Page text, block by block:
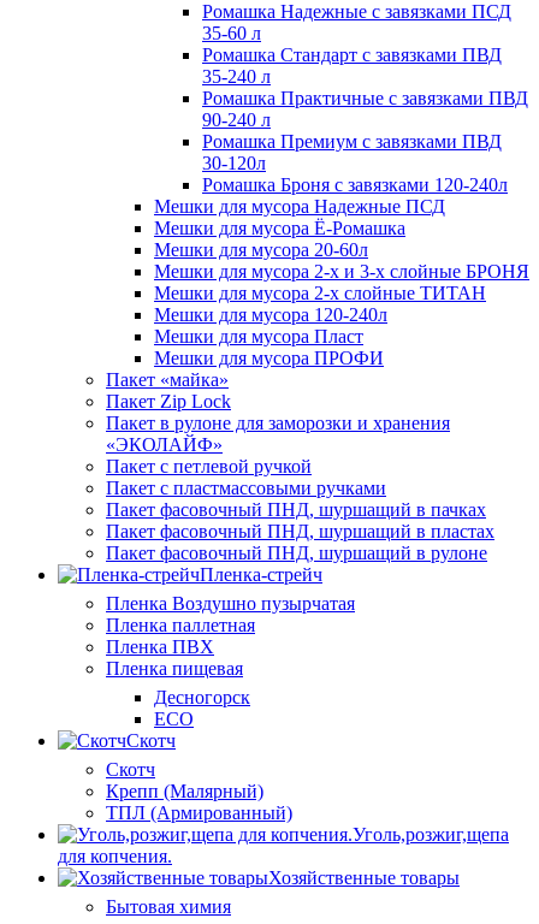
Ромашка Надежные с завязками ПСД
35-60 л
Ромашка Стандарт с завязками ПВД
35-240 л
Ромашка Практичные с завязками ПВД
90-240 л
Ромашка Премиум с завязками ПВД
30-120л
Ромашка Броня с завязками 120-240л
Мешки для мусора Надежные ПСД
Мешки для мусора Ё-Ромашка
Мешки для мусора 20-60л
Мешки для мусора 2-х и 3-х слойные БРОНЯ
Мешки для мусора 2-х слойные ТИТАН
Мешки для мусора 120-240л
Мешки для мусора Пласт
Мешки для мусора ПРОФИ
Пакет «майка»
Пакет Zip Lock
Пакет в рулоне для заморозки и хранения
«ЭКОЛАЙФ»
Пакет с петлевой ручкой
Пакет с пластмассовыми ручками
Пакет фасовочный ПНД, шуршащий в пачках
Пакет фасовочный ПНД, шуршащий в пластах
Пакет фасовочный ПНД, шуршащий в рулоне
Пленка-стрейч
Пленка Воздушно пузырчатая
Пленка паллетная
Пленка ПВХ
Пленка пищевая
Десногорск
ECO
Скотч
Скотч
Крепп (Малярный)
ТПЛ (Армированный)
Уголь,розжиг,щепа
для копчения.
Хозяйственные товары
Бытовая химия